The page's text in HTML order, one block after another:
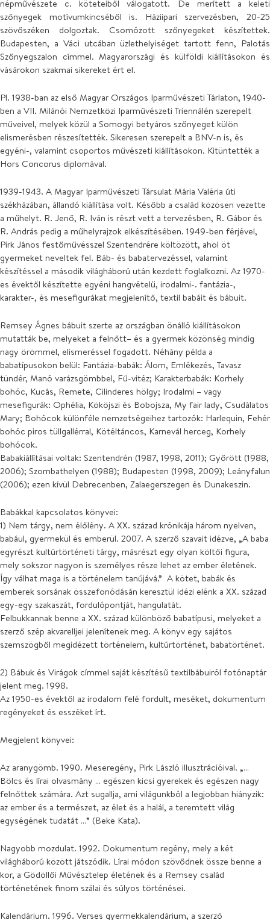
népművészete c. köteteiből válogatott. De merített a keleti
szőnyegek motívumkincséből is. Háziipari szervezésben, 20-25
szövőszéken dolgoztak. Csomózott szőnyegeket készítettek.
Budapesten, a Váci utcában üzlethelyiséget tartott fenn, Palotás
Szőnyegszalon címmel. Magyarországi és külföldi kiállításokon és
vásárokon szakmai sikereket ért el.
Pl. 1938-ban az első Magyar Országos Iparművészeti Tárlaton, 1940-
ben a VII. Milánói Nemzetközi Iparművészeti Triennálén szerepelt
műveivel, melyek közül a Somogyi betyáros szőnyeget külön
elismerésben részesítették. Sikeresen szerepelt a BNV-n is, és
egyéni-, valamint csoportos művészeti kiállításokon. Kitüntették a
Hors Concorus diplomával.
1939-1943. A Magyar Iparművészeti Társulat Mária Valéria úti
székházában, állandó kiállítása volt. Később a család közösen vezette
a műhelyt. R. Jenő, R. Iván is részt vett a tervezésben, R. Gábor és
R. András pedig a műhelyrajzok elkészítésében. 1949-ben férjével,
Pirk János festőművésszel Szentendrére költözött, ahol öt
gyermeket neveltek fel. Báb- és babatervezéssel, valamint
készítéssel a második világháború után kezdett foglalkozni. Az 1970-
es évektől készítette egyéni hangvételű, irodalmi-. fantázia-,
karakter-, és mesefigurákat megjelenítő, textil babáit és bábuit.
Remsey Ágnes bábuit szerte az országban önálló kiállításokon
mutatták be, melyeket a felnőtt– és a gyermek közönség mindig
nagy örömmel, elismeréssel fogadott. Néhány példa a
babatípusokon belül: Fantázia-babák: Álom, Emlékezés, Tavasz
tündér, Manó varázsgömbbel, Fű-vitéz; Karakterbabák: Korhely
bohóc, Kucás, Remete, Cilinderes hölgy; Irodalmi – vagy
mesefigurák: Ophélia, Kököjszi és Bobojsza, My fair lady, Csudálatos
Mary; Bohócok különféle nemzetségeihez tartozók: Harlequin, Fehér
bohóc piros tüllgallérral, Kötéltáncos, Karnevál herceg, Korhely
bohócok.
Babakiállításai voltak: Szentendrén (1987, 1998, 2011); Győrött (1988,
2006); Szombathelyen (1988); Budapesten (1998, 2009); Leányfalun
(2006); ezen kívül Debrecenben, Zalaegerszegen és Dunakeszin.
Babákkal kapcsolatos könyvei:
1) Nem tárgy, nem élőlény. A XX. század krónikája három nyelven,
babául, gyermekül és emberül. 2007. A szerző szavait idézve, „A baba
egyrészt kultúrtörténeti tárgy, másrészt egy olyan költői figura,
mely sokszor nagyon is személyes része lehet az ember életének.
Így válhat maga is a történelem tanújává.” A kötet, babák és
emberek sorsának összefonódásán keresztül idézi elénk a XX. század
egy-egy szakaszát, fordulópontját, hangulatát.
Felbukkannak benne a XX. század különböző babatípusi, melyeket a
szerző szép akvarelljei jelenítenek meg. A könyv egy sajátos
szemszögből megidézett történelem, kultúrtörténet, babatörténet.
2) Bábuk és Virágok címmel saját készítésű textilbábuiról fotónaptár
jelent meg. 1998.
Az 1950-es évektől az irodalom felé fordult, meséket, dokumentum
regényeket és esszéket írt.
Megjelent könyvei:
Az aranygömb. 1990. Meseregény, Pirk László illusztrációival. „…
Bölcs és lírai olvasmány … egészen kicsi gyerekek és egészen nagy
felnőttek számára. Azt sugallja, ami világunkból a legjobban hiányzik:
az ember és a természet, az élet és a halál, a teremtett világ
egységének tudatát …” (Beke Kata).
Nagyobb mozdulat. 1992. Dokumentum regény, mely a két
világháború között játszódik. Lírai módon szövődnek össze benne a
kor, a Gödöllői Művésztelep életének és a Remsey család
történetének finom szálai és súlyos történései.
Kalendárium. 1996. Verses gyermekkalendárium, a szerző